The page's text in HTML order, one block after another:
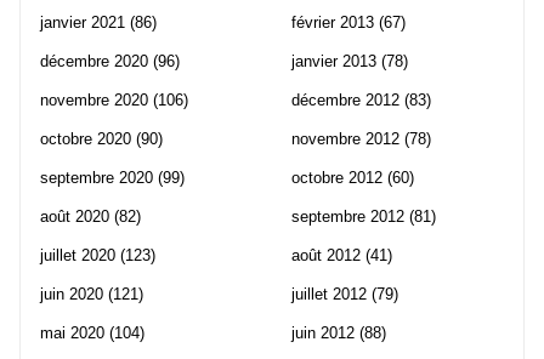
janvier 2021 (86)
décembre 2020 (96)
novembre 2020 (106)
octobre 2020 (90)
septembre 2020 (99)
août 2020 (82)
juillet 2020 (123)
juin 2020 (121)
mai 2020 (104)
février 2013 (67)
janvier 2013 (78)
décembre 2012 (83)
novembre 2012 (78)
octobre 2012 (60)
septembre 2012 (81)
août 2012 (41)
juillet 2012 (79)
juin 2012 (88)